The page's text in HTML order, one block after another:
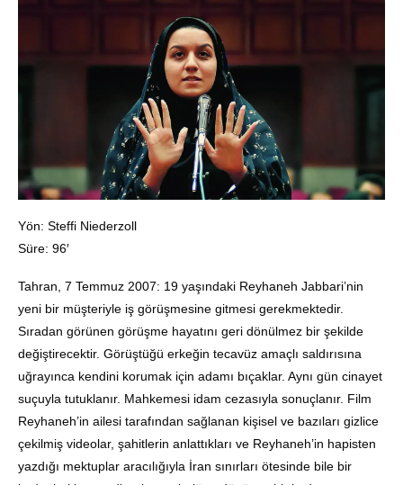
Yön: Steffi Niederzoll
Süre: 96′
Tahran, 7 Temmuz 2007: 19 yaşındaki Reyhaneh Jabbari’nin
yeni bir müşteriyle iş görüşmesine gitmesi gerekmektedir.
Sıradan görünen görüşme hayatını geri dönülmez bir şekilde
değiştirecektir. Görüştüğü erkeğin tecavüz amaçlı saldırısına
uğrayınca kendini korumak için adamı bıçaklar. Aynı gün cinayet
suçuyla tutuklanır. Mahkemesi idam cezasıyla sonuçlanır. Film
Reyhaneh’in ailesi tarafından sağlanan kişisel ve bazıları gizlice
çekilmiş videolar, şahitlerin anlattıkları ve Reyhaneh’in hapisten
yazdığı mektuplar aracılığıyla İran sınırları ötesinde bile bir